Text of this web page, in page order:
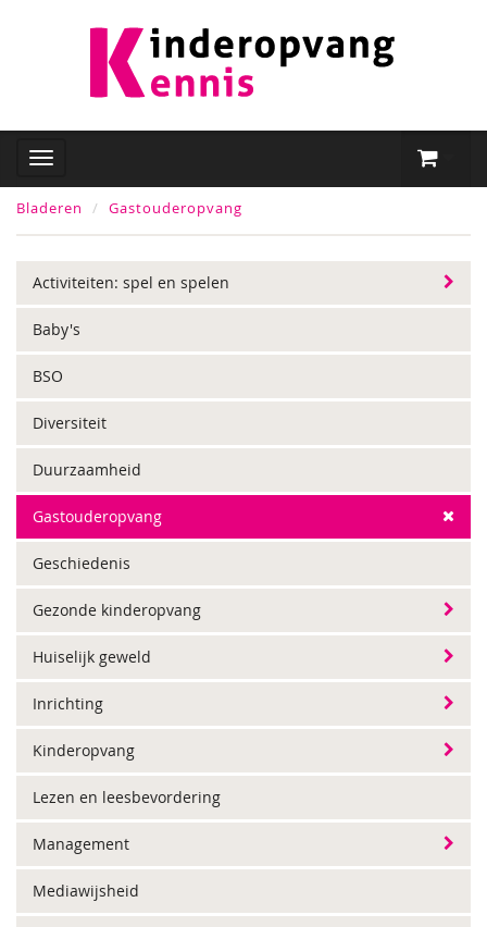
Bladeren Gastouderopvang
Activiteiten: spel en spelen
Baby's
BSO
Diversiteit
Duurzaamheid
Gastouderopvang
Geschiedenis
Gezonde kinderopvang
Huiselijk geweld
Inrichting
Kinderopvang
Lezen en leesbevordering
Management
Mediawijsheid